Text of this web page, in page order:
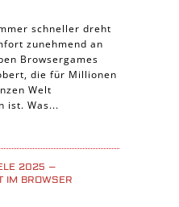
schneller dreht
zunehmend an
Browsergames
die für Millionen
Welt
ist. Was...
2025 –
IM BROWSER